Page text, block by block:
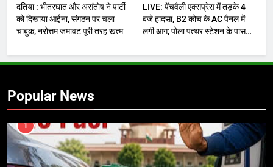
दतिया : भीतरघात और असंतोष ने पार्टी
को दिखाया आईना, संगठन पर चला
चाबुक, नरोत्तम जमावट पूरी तरह खत्म
LIVE: पेंचवैली एक्सप्रेस में तड़के 4
बजे हादसा, B2 कोच के AC पैनल में
लगी आग; पोला पत्थर स्टेशन के पास
Popular News
1